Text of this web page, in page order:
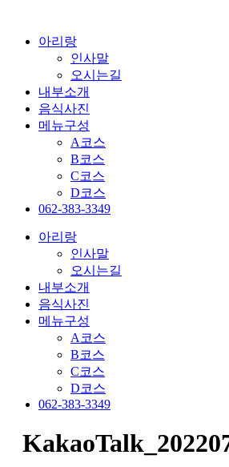
아리랑
인사말
오시는길
내부소개
음식사진
메뉴구성
A코스
B코스
C코스
D코스
062-383-3349
아리랑
인사말
오시는길
내부소개
음식사진
메뉴구성
A코스
B코스
C코스
D코스
062-383-3349